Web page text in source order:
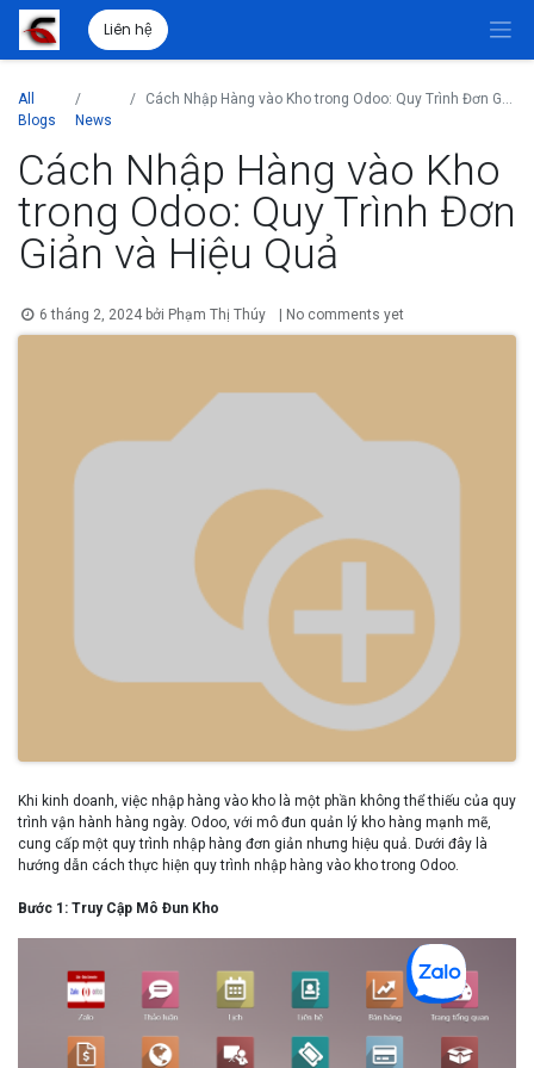
Liên hệ
All
Blogs
News
Cách Nhập Hàng vào Kho trong Odoo: Quy Trình Đơn Giản và Hiệu Quả
Cách Nhập Hàng vào Kho
trong Odoo: Quy Trình Đơn
Giản và Hiệu Quả
6 tháng 2, 2024 bởi Phạm Thị Thúy | No comments yet
Khi kinh doanh, việc nhập hàng vào kho là một phần không thể thiếu của quy
trình vận hành hàng ngày. Odoo, với mô đun quản lý kho hàng mạnh mẽ,
cung cấp một quy trình nhập hàng đơn giản nhưng hiệu quả. Dưới đây là
hướng dẫn cách thực hiện quy trình nhập hàng vào kho trong Odoo.
Bước 1: Truy Cập Mô Đun Kho